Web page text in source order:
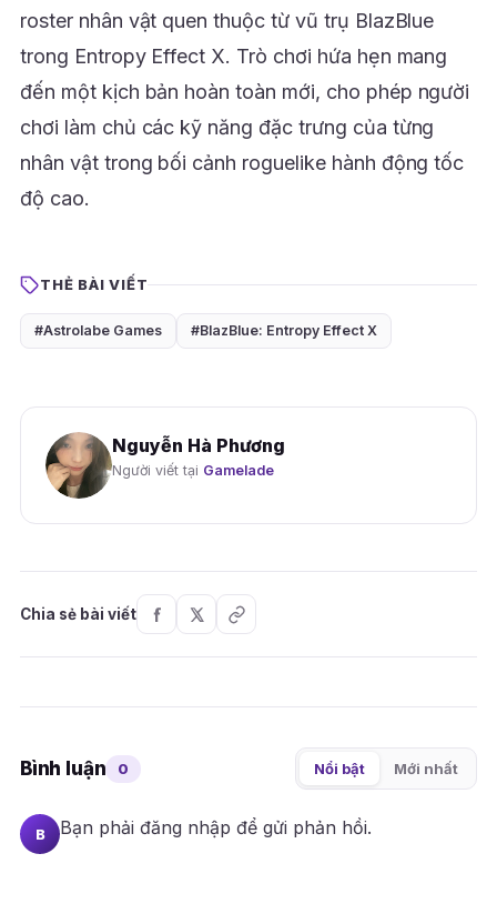
roster nhân vật quen thuộc từ vũ trụ BlazBlue
trong Entropy Effect X. Trò chơi hứa hẹn mang
đến một kịch bản hoàn toàn mới, cho phép người
chơi làm chủ các kỹ năng đặc trưng của từng
nhân vật trong bối cảnh roguelike hành động tốc
độ cao.
THẺ BÀI VIẾT
#Astrolabe Games #BlazBlue: Entropy Effect X
Nguyễn Hà Phương
Người viết tại Gamelade
Chia sẻ bài viết
Bình luận 0 Nổi bật Mới nhất
B Bạn phải đăng nhập để gửi phản hồi.